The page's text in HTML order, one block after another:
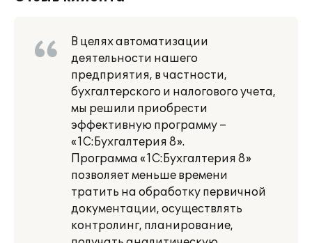
В целях автоматизации
деятельности нашего
предприятия, в частности,
бухгалтерского и налогового учета,
мы решили приобрести
эффективную программу –
«1С:Бухгалтерия 8».
Программа «1С:Бухгалтерия 8»
позволяет меньше времени
тратить на обработку первичной
документации, осуществлять
контролинг, планирование,